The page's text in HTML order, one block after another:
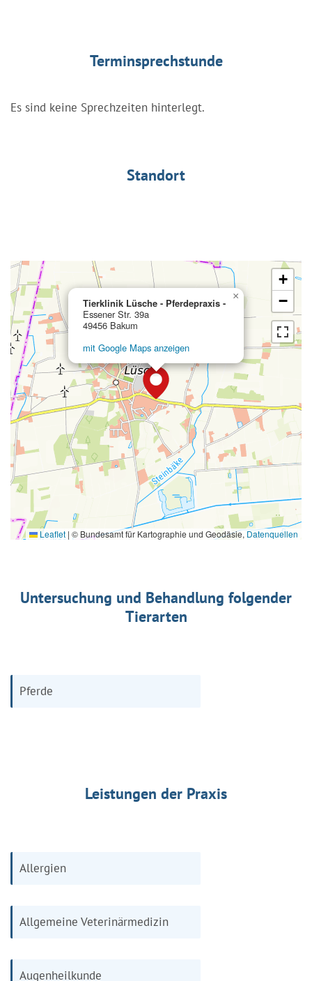
Terminsprechstunde
Es sind keine Sprechzeiten hinterlegt.
Standort
Tierklinik Lüsche - Pferdepraxis -
Essener Str. 39a
49456 Bakum
mit Google Maps anzeigen
×
+
−
Leaflet | © Bundesamt für Kartographie und Geodäsie, Datenquellen
Untersuchung und Behandlung folgender
Tierarten
Pferde
Leistungen der Praxis
Allergien
Allgemeine Veterinärmedizin
Augenheilkunde